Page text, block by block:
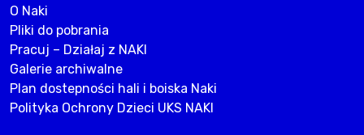
O Naki
Pliki do pobrania
Pracuj – Działaj z NAKI
Galerie archiwalne
Plan dostepności hali i boiska Naki
Polityka Ochrony Dzieci UKS NAKI